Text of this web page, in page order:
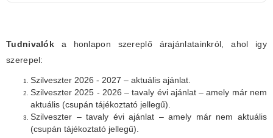
Tudnivalók a honlapon szereplő árajánlatainkról, ahol igy
szerepel:
Szilveszter 2026 - 2027 – aktuális ajánlat.
Szilveszter 2025 - 2026 – tavaly évi ajánlat – amely már nem
aktuális (csupán tájékoztató jellegű).
Szilveszter – tavaly évi ajánlat – amely már nem aktuális
(csupán tájékoztató jellegű).